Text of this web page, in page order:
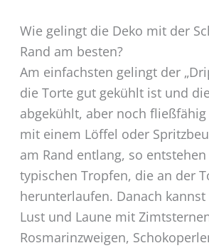
Wie gelingt die Deko mit der
Rand am besten?
Am einfachsten gelingt der
die Torte gut gekühlt ist und
abgekühlt, aber noch fließfähig
mit einem Löffel oder
am Rand entlang, so
typischen Tropfen, die an der
herunterlaufen. Danach
Lust und Laune mit
Rosmarinzweigen,